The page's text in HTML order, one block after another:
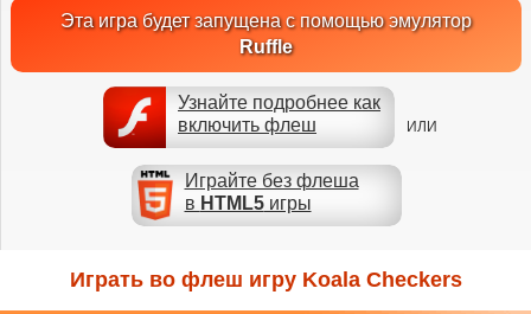
Эта игра будет запущена с помощью эмулятор
Ruffle
Узнайте подробнее как
включить флеш
ИЛИ
Играйте без флеша
в HTML5игры
Играть во флеш игру Koala Checkers